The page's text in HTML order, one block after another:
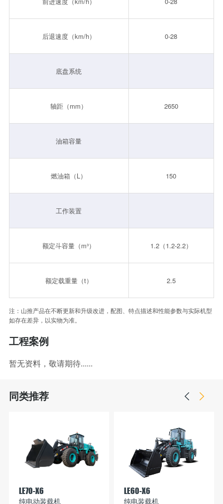
后退速度（km/h） 0-28
底盘系统
轴距（mm） 2650
油箱容量
燃油箱（L） 150
工作装置
额定斗容量（m³） 1.2（1.2-2.2）
额定载重量（t） 2.5
注：山推产品在不断更新和升级改进，配图、特点描述和性能参数与实际机型
如存在差异，以实物为准。
工程案例
暂无资料，敬请期待......
同类推荐
LE70-X6
纯电动装载机
LE60-X6
纯电装载机